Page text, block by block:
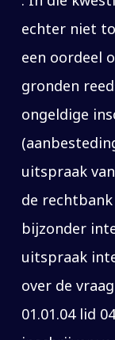
echter niet
een oordeel
gronden
ongeldige
uitspraak
de
bijzonder
uitspraak
over de
01.01.04 lid